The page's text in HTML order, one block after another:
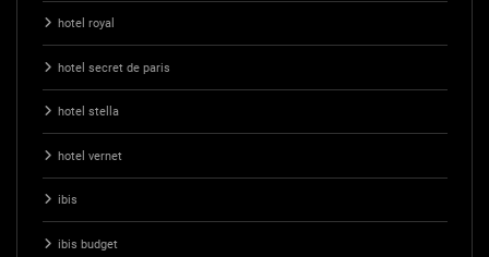
hotel royal
hotel secret de paris
hotel stella
hotel vernet
ibis
ibis budget